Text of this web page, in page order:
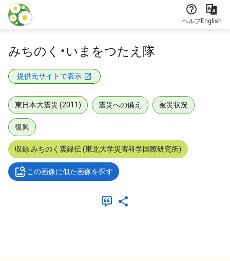
本文に飛ぶ
ヘルプEnglish
みちのく・いまをつたえ隊
提供元サイトで表示
東日本大震災 (2011) 震災への備え 被災状況
復興
収録:みちのく震録伝 (東北大学災害科学国際研究所)
この画像に似た画像を探す